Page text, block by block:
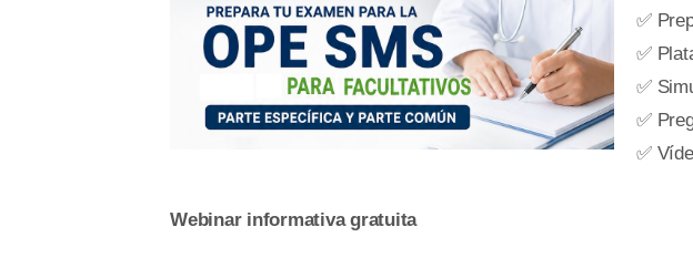
✅
✅
✅
✅
✅
Webinar informativa gratuita